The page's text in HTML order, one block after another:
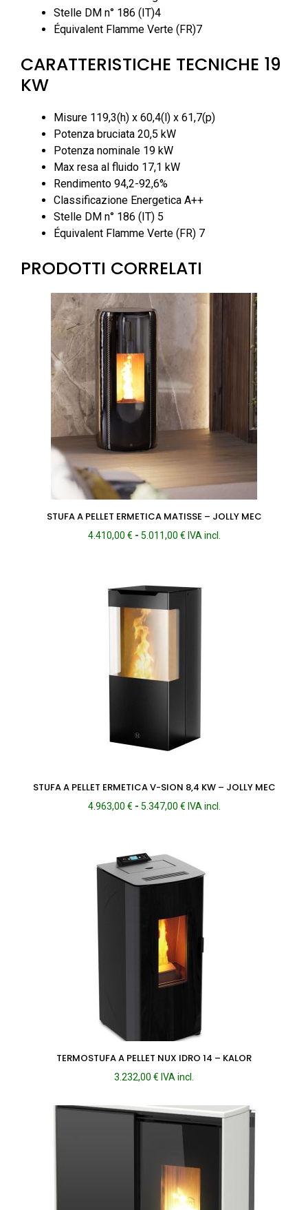
Stelle DM n° 186 (IT)4
Équivalent Flamme Verte (FR)7
CARATTERISTICHE TECNICHE 19
KW
Misure 119,3(h) x 60,4(l) x 61,7(p)
Potenza bruciata 20,5 kW
Potenza nominale 19 kW
Max resa al fluido 17,1 kW
Rendimento 94,2-92,6%
Classificazione Energetica A++
Stelle DM n° 186 (IT) 5
Équivalent Flamme Verte (FR) 7
PRODOTTI CORRELATI
STUFA A PELLET ERMETICA MATISSE – JOLLY MEC
4.410,00 € - 5.011,00 €Fascia
4.410,00 €
IVA incl.
STUFA A PELLET ERMETICA V-SION 8,4 KW – JOLLY MEC
4.963,00 € - 5.347,00 €Fascia
4.963,00 €
a
IVA incl.
TERMOSTUFA A PELLET NUX IDRO 14 – KALOR
3.232,00 € IVA incl.